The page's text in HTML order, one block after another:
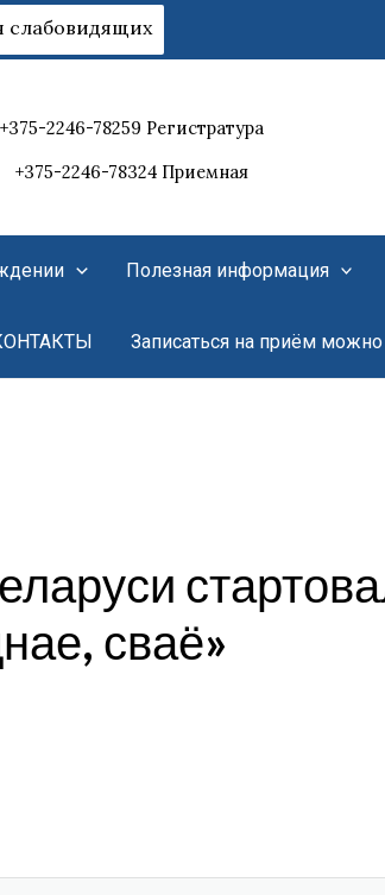
слабовидящих
+375-2246-78259 Регистратура
+375-2246-78324 Приемная
Полезная информация
Записаться на приём
сваё»